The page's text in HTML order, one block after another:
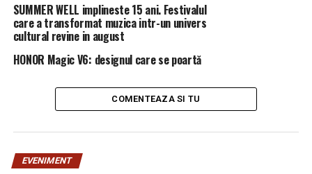
SUEDIA-ROMÂNIA: S-a terminat! Debut cu ghinion pentru
Tricolori | Aradul De Azi
SUMMER WELL implineste 15 ani. Festivalul
care a transformat muzica intr-un univers
cultural revine in august
HONOR Magic V6: designul care se poartă
COMENTEAZA SI TU
EVENIMENT